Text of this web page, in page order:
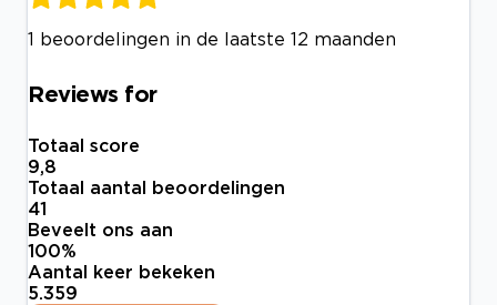
1 beoordelingen in de laatste 12 maanden
Reviews for
Totaal score
9,8
Totaal aantal beoordelingen
41
Beveelt ons aan
100%
Aantal keer bekeken
5.359